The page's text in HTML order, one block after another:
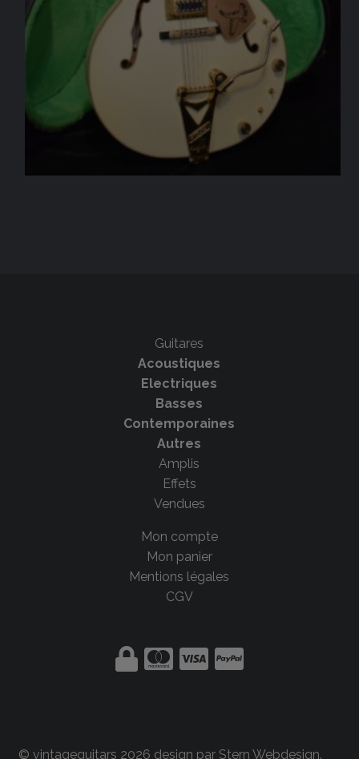
Guitares
Acoustiques
Electriques
Basses
Contemporaines
Autres
Amplis
Effets
Vendues
Mon compte
Mon panier
Mentions légales
CGV
© vintageguitars 2026 design par Stern Webdesign.